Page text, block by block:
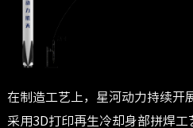
在制造工艺上，星河动力持续开
采用3D打印再生冷却身部拼焊